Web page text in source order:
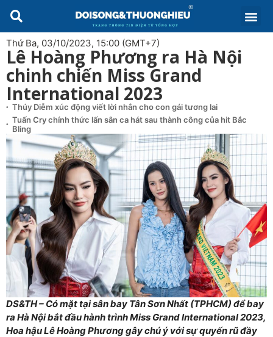
Thứ Ba, 03/10/2023, 15:00 (GMT+7)
Lê Hoàng Phương ra Hà Nội
chinh chiến Miss Grand
International 2023
Thúy Diễm xúc động viết lời nhắn cho con gái tương lai
Tuấn Cry chính thức lấn sân ca hát sau thành công của hit Bắc
Bling
DS&TH – Có mặt tại sân bay Tân Sơn Nhất (TPHCM) để bay
ra Hà Nội bắt đầu hành trình Miss Grand International 2023,
Hoa hậu Lê Hoàng Phương gây chú ý với sự quyến rũ đầy